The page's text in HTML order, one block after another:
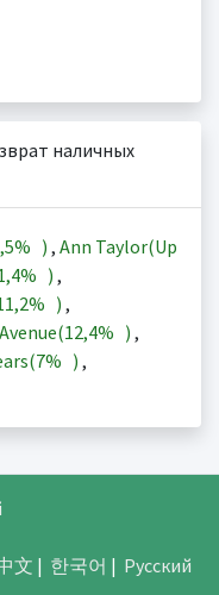
наличных
) , Ann Taylor(Up
) ,
) ,
12,4% ) ,
7% ) ,
文 | 한국어 | Русский